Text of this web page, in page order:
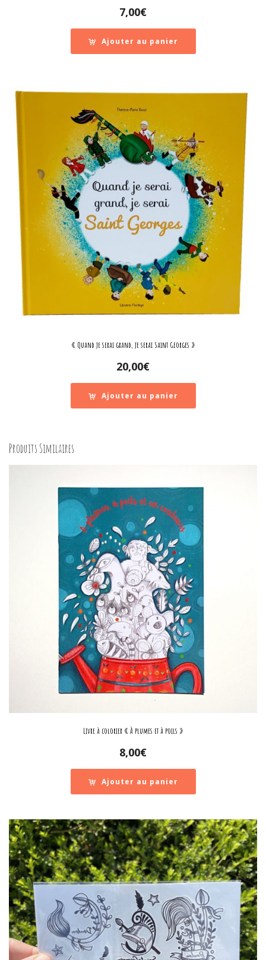
7,00€
Ajouter au panier
« Quand je serai grand, je serai Saint Georges »
20,00€
Ajouter au panier
Produits Similaires
Livre à colorier « À plumes et à poils »
8,00€
Ajouter au panier